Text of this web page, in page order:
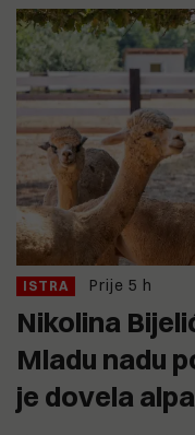
ISTRA Prije 5 h
Nikolina
Mladu nadu
je dovela